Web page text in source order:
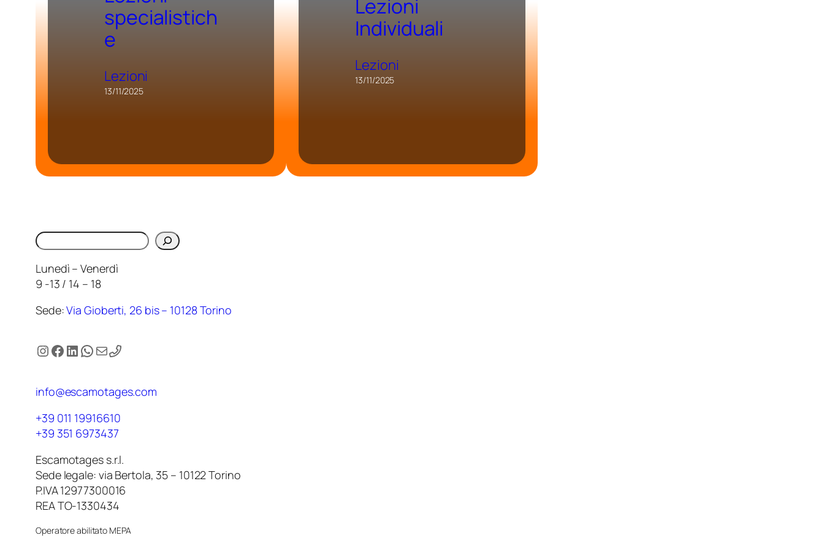
specialistich
e
Lezioni
13/11/2025
Lezioni
Individuali
Lezioni
13/11/2025
Cerca
Lunedì – Venerdì
9 -13 / 14 – 18
Sede:Via Gioberti, 26 bis – 10128 Torino
Instagram
Facebook
LinkedIn
WhatsApp
Email
info@escamotages.com
+39 011 19916610
+39 351 6973437
Escamotages s.r.l.
Sede legale: via Bertola, 35 – 10122 Torino
P.IVA 12977300016
REA TO-1330434
Operatore abilitato MEPA